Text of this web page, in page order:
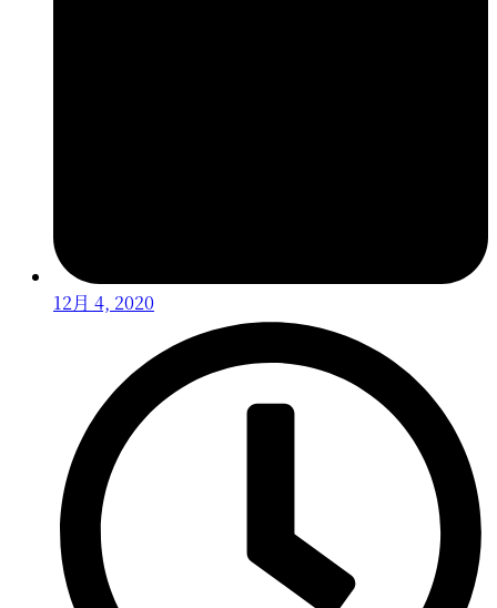
12月 4, 2020